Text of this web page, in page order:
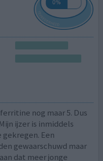
nog maar 5. Dus
ijzer is inmiddels
Een
gewaarschuwd maar
dat meer jonge